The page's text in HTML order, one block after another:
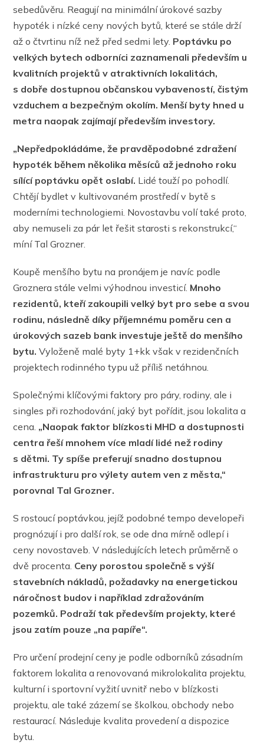
sebedůvěru. Reagují na minimální úrokové sazby
hypoték i nízké ceny nových bytů, které se stále drží
až o čtvrtinu níž než před sedmi lety. Poptávku po
velkých bytech odborníci zaznamenali především u
kvalitních projektů v atraktivních lokalitách,
s dobře dostupnou občanskou vybaveností, čistým
vzduchem a bezpečným okolím. Menší byty hned u
metra naopak zajímají především investory.
„Nepředpokládáme, že pravděpodobné zdražení
hypoték během několika měsíců až jednoho roku
sílící poptávku opět oslabí. Lidé touží po pohodlí.
Chtějí bydlet v kultivovaném prostředí v bytě s
moderními technologiemi. Novostavbu volí také proto,
aby nemuseli za pár let řešit starosti s rekonstrukcí,“
míní Tal Grozner.
Koupě menšího bytu na pronájem je navíc podle
Groznera stále velmi výhodnou investicí. Mnoho
rezidentů, kteří zakoupili velký byt pro sebe a svou
rodinu, následně díky příjemnému poměru cen a
úrokových sazeb bank investuje ještě do menšího
bytu.Vyloženě malé byty 1+kk však v rezidenčních
projektech rodinného typu už příliš netáhnou.
Společnými klíčovými faktory pro páry, rodiny, ale i
singles při rozhodování, jaký byt pořídit, jsou lokalita a
cena. „Naopak faktor blízkosti MHD a dostupnosti
centra řeší mnohem více mladí lidé než rodiny
s dětmi. Ty spíše preferují snadno dostupnou
infrastrukturu pro výlety autem ven z města,“
porovnal Tal Grozner.
S rostoucí poptávkou, jejíž podobné tempo developeři
prognózují i pro další rok, se ode dna mírně odlepí i
ceny novostaveb. V následujících letech průměrně o
dvě procenta. Ceny porostou společně s výší
stavebních nákladů, požadavky na energetickou
náročnost budov i například zdražováním
pozemků. Podraží tak především projekty, které
jsou zatím pouze „na papíře“.
Pro určení prodejní ceny je podle odborníků zásadním
faktorem lokalita a renovovaná mikrolokalita projektu,
kulturní i sportovní vyžití uvnitř nebo v blízkosti
projektu, ale také zázemí se školkou, obchody nebo
restaurací. Následuje kvalita provedení a dispozice
bytu.